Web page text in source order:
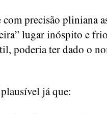
precisão pliniana
lugar inóspito e
poderia ter dado o
já que: